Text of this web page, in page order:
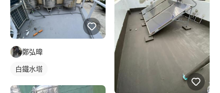
鄭弘暐
白鐵水塔